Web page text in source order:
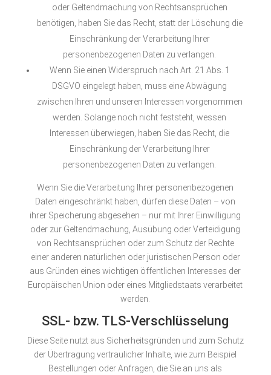
oder Geltendmachung von Rechtsansprüchen
benötigen, haben Sie das Recht, statt der Löschung die
Einschränkung der Verarbeitung Ihrer
personenbezogenen Daten zu verlangen.
Wenn Sie einen Widerspruch nach Art. 21 Abs. 1
DSGVO eingelegt haben, muss eine Abwägung
zwischen Ihren und unseren Interessen vorgenommen
werden. Solange noch nicht feststeht, wessen
Interessen überwiegen, haben Sie das Recht, die
Einschränkung der Verarbeitung Ihrer
personenbezogenen Daten zu verlangen.
Wenn Sie die Verarbeitung Ihrer personenbezogenen
Daten eingeschränkt haben, dürfen diese Daten – von
ihrer Speicherung abgesehen – nur mit Ihrer Einwilligung
oder zur Geltendmachung, Ausübung oder Verteidigung
von Rechtsansprüchen oder zum Schutz der Rechte
einer anderen natürlichen oder juristischen Person oder
aus Gründen eines wichtigen öffentlichen Interesses der
Europäischen Union oder eines Mitgliedstaats verarbeitet
werden.
SSL- bzw. TLS-Verschlüsselung
Diese Seite nutzt aus Sicherheitsgründen und zum Schutz
der Übertragung vertraulicher Inhalte, wie zum Beispiel
Bestellungen oder Anfragen, die Sie an uns als